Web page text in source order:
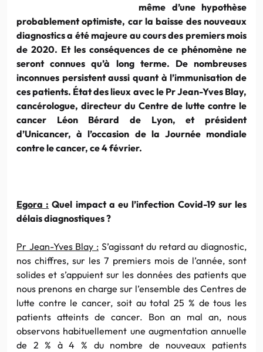
même d’une hypothèse
probablement optimiste, car la baisse des nouveaux
diagnostics a été majeure au cours des premiers mois
de 2020. Et les conséquences de ce phénomène ne
seront connues qu’à long terme. De nombreuses
inconnues persistent aussi quant à l’immunisation de
ces patients. État des lieux avec le Pr Jean-Yves Blay,
cancérologue, directeur du Centre de lutte contre le
cancer Léon Bérard de Lyon, et président
d’Unicancer, à l’occasion de la Journée mondiale
contre le cancer, ce 4 février.
Egora : Quel impact a eu l’infection Covid-19 sur les
délais diagnostiques ?
Pr Jean-Yves Blay :S’agissant du retard au diagnostic,
nos chiffres, sur les 7 premiers mois de l’année, sont
solides et s’appuient sur les données des patients que
nous prenons en charge sur l’ensemble des Centres de
lutte contre le cancer, soit au total 25 % de tous les
patients atteints de cancer. Bon an mal an, nous
observons habituellement une augmentation annuelle
de 2 % à 4 % du nombre de nouveaux patients